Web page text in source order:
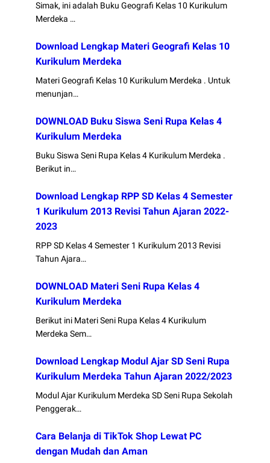
Simak, ini adalah Buku Geografi Kelas 10 Kurikulum
Merdeka …
Download Lengkap Materi Geografi Kelas 10
Kurikulum Merdeka
Materi Geografi Kelas 10 Kurikulum Merdeka . Untuk
menunjan…
DOWNLOAD Buku Siswa Seni Rupa Kelas 4
Kurikulum Merdeka
Buku Siswa Seni Rupa Kelas 4 Kurikulum Merdeka .
Berikut in…
Download Lengkap RPP SD Kelas 4 Semester
1 Kurikulum 2013 Revisi Tahun Ajaran 2022-
2023
RPP SD Kelas 4 Semester 1 Kurikulum 2013 Revisi
Tahun Ajara…
DOWNLOAD Materi Seni Rupa Kelas 4
Kurikulum Merdeka
Berikut ini Materi Seni Rupa Kelas 4 Kurikulum
Merdeka Sem…
Download Lengkap Modul Ajar SD Seni Rupa
Kurikulum Merdeka Tahun Ajaran 2022/2023
Modul Ajar Kurikulum Merdeka SD Seni Rupa Sekolah
Penggerak…
Cara Belanja di TikTok Shop Lewat PC
dengan Mudah dan Aman